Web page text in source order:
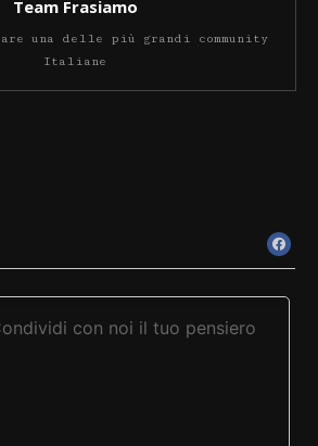
Team Frasiamo
una delle più grandi community
Italiane